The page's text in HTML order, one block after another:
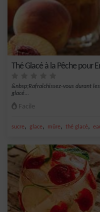
Thé Glacé à la Pêche pour
&nbsp;Rafraîchissez-vous durant
glacé...
Facile
sucre, glace, mûre, thé glacé,